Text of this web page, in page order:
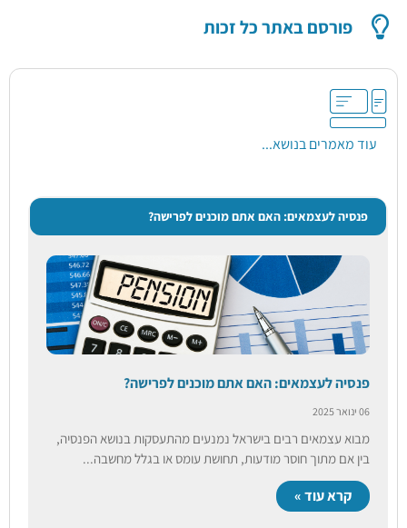
פורסם באתר כל זכות
עוד מאמרים בנושא...
פנסיה לעצמאים: האם אתם מוכנים לפרישה?
פנסיה לעצמאים: האם אתם מוכנים לפרישה?
06 ינואר 2025
מבוא עצמאים רבים בישראל נמנעים מהתעסקות בנושא הפנסיה,
בין אם מתוך חוסר מודעות, תחושת עומס או בגלל מחשבה...
קרא עוד »